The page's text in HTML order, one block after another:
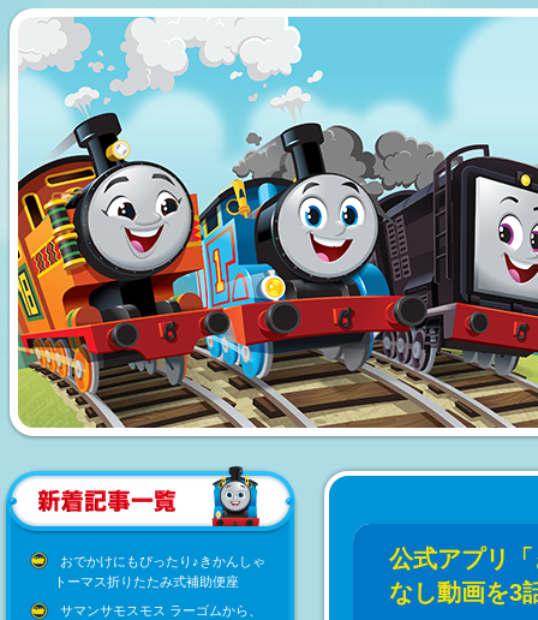
おでかけにもぴったり♪きかんしゃ
トーマス折りたたみ式補助便座
サマンサモスモス ラーゴムから、
公式アプリ
なし動画を3